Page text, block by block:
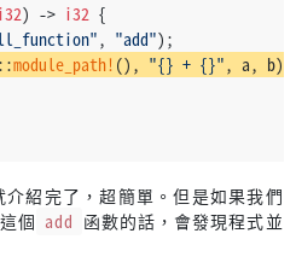
i32) -> i32 {
, "add");
module_path! (), "{} + {}", a, b);
紹完了，超簡單。但是如果我們
個 add 函數的話，會發現程式並